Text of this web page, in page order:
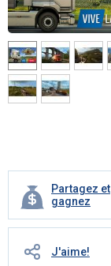
Partagez et
gagnez
J'aime!